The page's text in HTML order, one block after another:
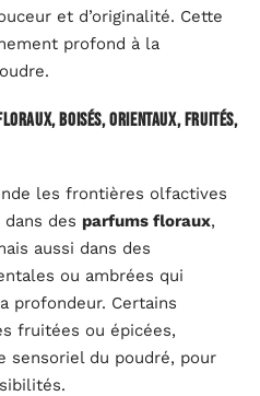
et d’originalité. Cette
profond à la
boisés, orientaux, fruités,
les frontières olfactives
des parfums floraux,
aussi dans des
ou ambrées qui
profondeur. Certains
fruitées ou épicées,
sensoriel du poudré, pour